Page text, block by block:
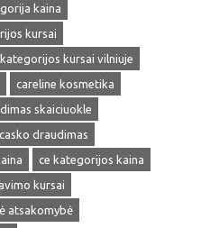
kaina
kursai
kursai vilniuje
careline kosmetika
skaiciuokle
casko draudimas
ce kategorijos kaina
kursai
atsakomybė